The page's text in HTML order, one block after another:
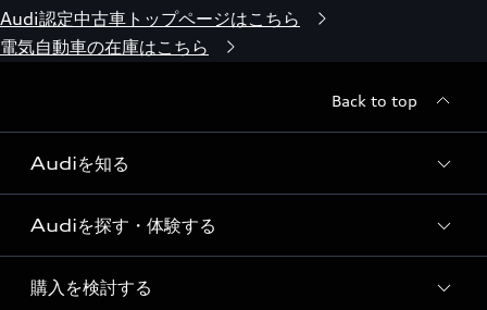
Audi認定中古車トップページはこちら
電気自動車の在庫はこちら
Back to top
Audiを知る
Audi ブランド
Story of Progress
Audiを探す・体験する
ディーラー検索
購入を検討する